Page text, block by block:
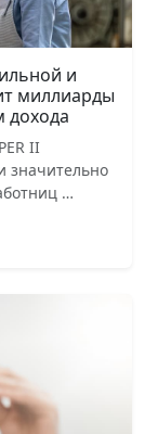
и
миллиарды
дохода
II
значительно
…